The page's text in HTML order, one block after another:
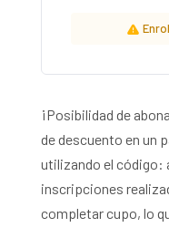
¡Posibilidad de
de descuento en un
utilizando el código:
inscripciones
completar cupo, lo